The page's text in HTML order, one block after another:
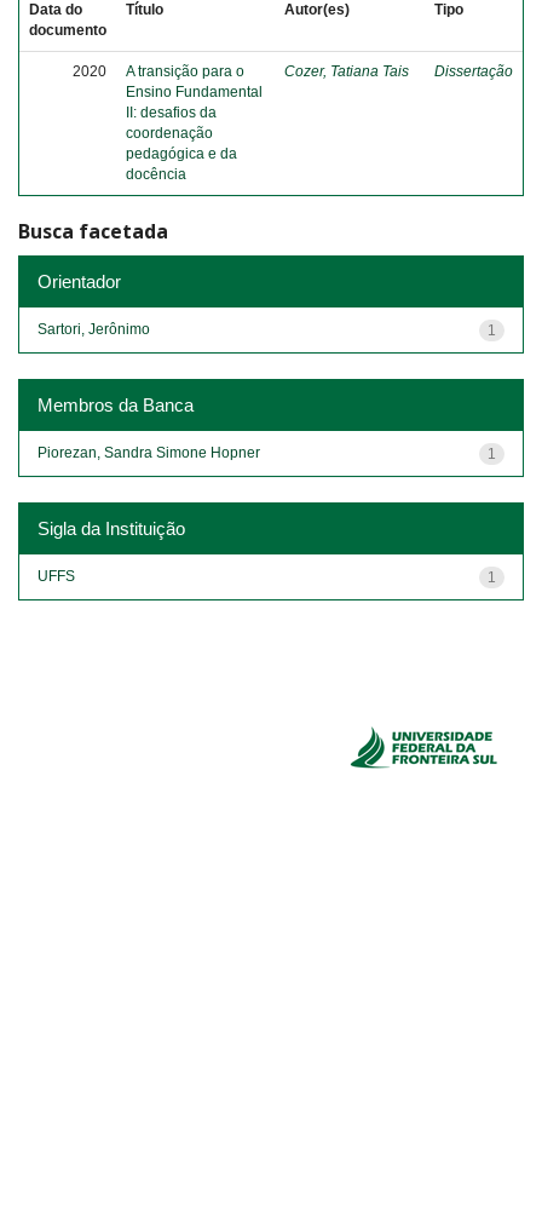
Data do
documento
Título Autor(es) Tipo
2020
A transição para o
Ensino Fundamental
II: desafios da
coordenação
pedagógica e da
docência
Cozer, Tatiana Tais Dissertação
Busca facetada
Orientador
1
Sartori, Jerônimo
Membros da Banca
1
Piorezan, Sandra Simone Hopner
Sigla da Instituição
1
UFFS